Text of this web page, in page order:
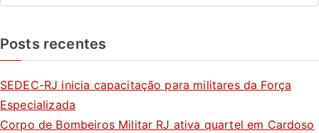
Posts recentes
SEDEC-RJ inicia capacitação para militares da Força
Especializada
Corpo de Bombeiros Militar RJ ativa quartel em Cardoso